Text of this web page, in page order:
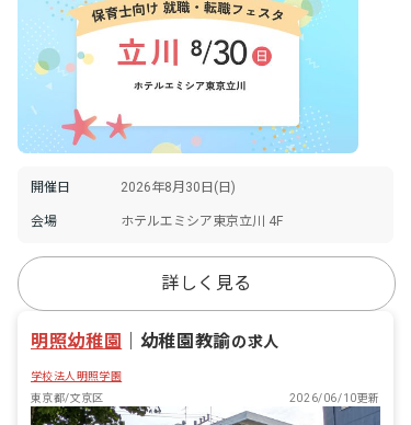
開催日 2026年8月30日(日)
会場 ホテルエミシア東京立川 4F
詳しく見る
明照幼稚園 幼稚園教諭の求人
学校法人明照学園
東京都/文京区
2026/06/10更新